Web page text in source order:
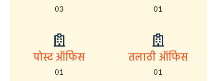
03 01
पोस्ट ऑफिस
01
तलाठी ऑफिस
01